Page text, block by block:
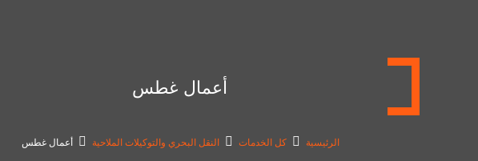
أعمال غطس
الرئيسية كل الخدمات النقل البحري والتوكيلات الملاحية أعمال غطس